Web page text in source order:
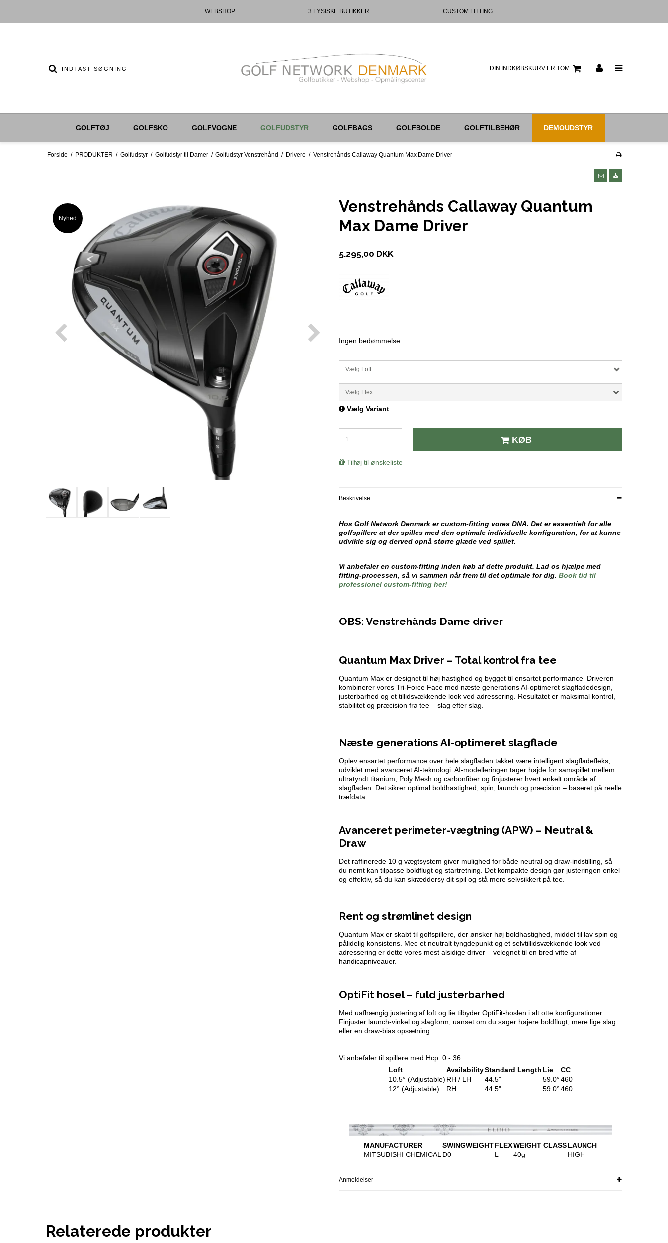
WEBSHOP 3 FYSISKE BUTIKKER CUSTOM FITTING
DIN INDKØBSKURV ER TOM
GOLFTØJ GOLFSKO GOLFVOGNE GOLFUDSTYR GOLFBAGS GOLFBOLDE GOLFTILBEHØR DEMOUDSTYR
Forside / PRODUKTER / Golfudstyr / Golfudstyr til Damer / Golfudstyr Venstrehånd / Drivere / Venstrehånds Callaway Quantum Max Dame Driver
Nyhed
Venstrehånds Callaway Quantum
Max Dame Driver
5.295,00 DKK
Ingen bedømmelse
Vælg Loft
Vælg Flex
Vælg Variant
KØB
Tilføj til ønskeliste
Beskrivelse
Hos Golf Network Denmark er custom-fitting vores DNA. Det er essentielt for alle
golfspillere at der spilles med den optimale individuelle konfiguration, for at kunne
udvikle sig og derved opnå større glæde ved spillet.
Vi anbefaler en custom-fitting inden køb af dette produkt. Lad os hjælpe med
fitting-processen, så vi sammen når frem til det optimale for dig. Book tid til
professionel custom-fitting her!
OBS: Venstrehånds Dame driver
Quantum Max Driver – Total kontrol fra tee
Quantum Max er designet til høj hastighed og bygget til ensartet performance. Driveren
kombinerer vores Tri-Force Face med næste generations AI-optimeret slagfladedesign,
justerbarhed og et tillidsvækkende look ved adressering. Resultatet er maksimal kontrol,
stabilitet og præcision fra tee – slag efter slag.
Næste generations AI-optimeret slagflade
Oplev ensartet performance over hele slagfladen takket være intelligent slagfladefleks,
udviklet med avanceret AI-teknologi. AI-modelleringen tager højde for samspillet mellem
ultratyndt titanium, Poly Mesh og carbonfiber og finjusterer hvert enkelt område af
slagfladen. Det sikrer optimal boldhastighed, spin, launch og præcision – baseret på reelle
træfdata.
Avanceret perimeter-vægtning (APW) – Neutral &
Draw
Det raffinerede 10 g vægtsystem giver mulighed for både neutral og draw-indstilling, så
du nemt kan tilpasse boldflugt og startretning. Det kompakte design gør justeringen enkel
og effektiv, så du kan skræddersy dit spil og stå mere selvsikkert på tee.
Rent og strømlinet design
Quantum Max er skabt til golfspillere, der ønsker høj boldhastighed, middel til lav spin og
pålidelig konsistens. Med et neutralt tyngdepunkt og et selvtillidsvækkende look ved
adressering er dette vores mest alsidige driver – velegnet til en bred vifte af
handicapniveauer.
OptiFit hosel – fuld justerbarhed
Med uafhængig justering af loft og lie tilbyder OptiFit-hoslen i alt otte konfigurationer.
Finjuster launch-vinkel og slagform, uanset om du søger højere boldflugt, mere lige slag
eller en draw-bias opsætning.
Vi anbefaler til spillere med Hcp. 0 - 36
Loft
AvailabilityStandard Length Lie
CC
10.5° (Adjustable) RH / LH 44.5" 59.0°460
12° (Adjustable)
RH 44.5" 59.0°460
MANUFACTURER SWINGWEIGHTFLEXWEIGHT CLASSLAUNCH
MITSUBISHI CHEMICALD0 L 40g HIGH
Anmeldelser
Relaterede produkter